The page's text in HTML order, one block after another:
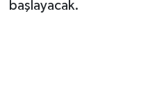
başlayacak.